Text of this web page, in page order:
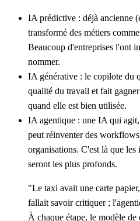
IA prédictive : déjà ancienne
transformé des métiers
Beaucoup d'entreprises l'ont
nommer.
IA générative : le copilote du
qualité du travail et fait
quand elle est bien utilisée.
IA agentique : une IA qui
peut réinventer des workflows
organisations. C'est là que les
seront les plus profonds.
"Le taxi avait une carte
fallait savoir critiquer ;
À chaque étape, le modèle de